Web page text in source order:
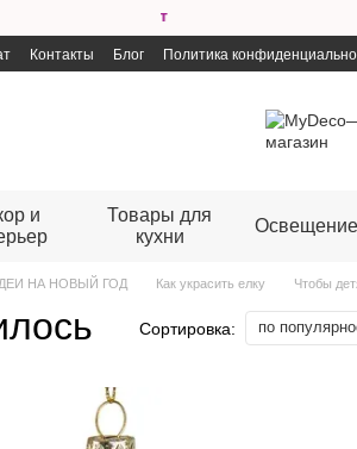
Контакты Блог Политика
и
Товары для
кухни
Освещение
НА НОВЫЙ ГОД Как украсить елку Чтобы
Сортировка: по